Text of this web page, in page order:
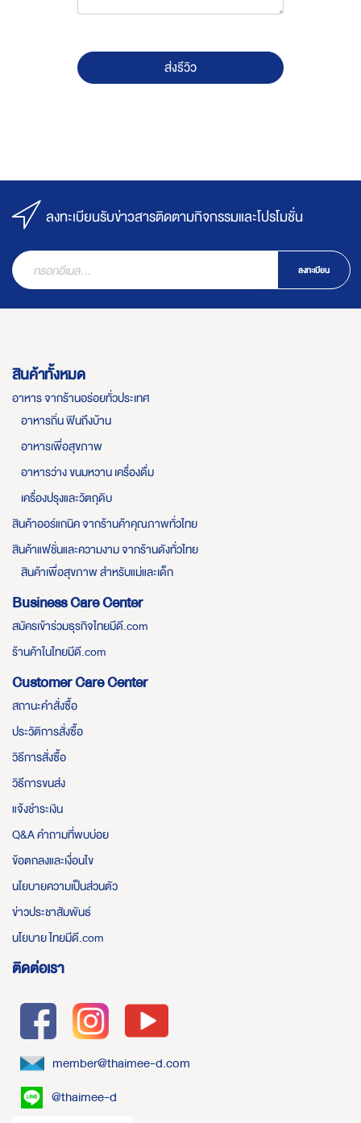
ส่งรีวิว
ลงทะเบียนรับข่าวสารติดตามกิจกรรมและโปรโมชั่น
ลงทะเบียน
สินค้าทั้งหมด
อาหาร จากร้านอร่อยทั่วประเทศ
อาหารถิ่น ฟินถึงบ้าน
อาหารเพื่อสุขภาพ
อาหารว่าง ขนมหวาน เครื่องดื่ม
เครื่องปรุงและวัตถุดิบ
สินค้าออร์แกนิค จากร้านค้าคุณภาพทั่วไทย
สินค้าแฟชั่นและความงาม จากร้านดังทั่วไทย
สินค้าเพื่อสุขภาพ สำหรับแม่และเด็ก
Business Care Center
สมัครเข้าร่วมธุรกิจไทยมีดี.com
ร้านค้าในไทยมีดี.com
Customer Care Center
สถานะคำสั่งซื้อ
ประวัติการสั่งซื้อ
วิธีการสั่งซื้อ
วิธีการขนส่ง
แจ้งชำระเงิน
Q&A คำถามที่พบบ่อย
ข้อตกลงและเงื่อนไข
นโยบายความเป็นส่วนตัว
ข่าวประชาสัมพันธ์
นโยบาย ไทยมีดี.com
ติดต่อเรา
member@thaimee-d.com
@thaimee-d